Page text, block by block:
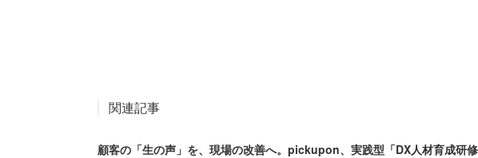
関連記事
顧客の「生の声」を、現場の改善へ。pickupon、実践型「DX人材育成研